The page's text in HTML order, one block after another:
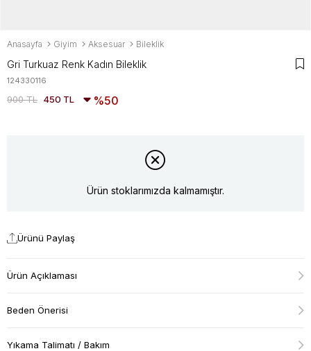
Anasayfa Giyim Aksesuar Bileklik
Gri Turkuaz Renk Kadın Bileklik
124330116
900 TL 450 TL 50
Ürün stoklarımızda kalmamıştır.
Ürünü Paylaş
Ürün Açıklaması
Beden Önerisi
Yıkama Talimatı / Bakım